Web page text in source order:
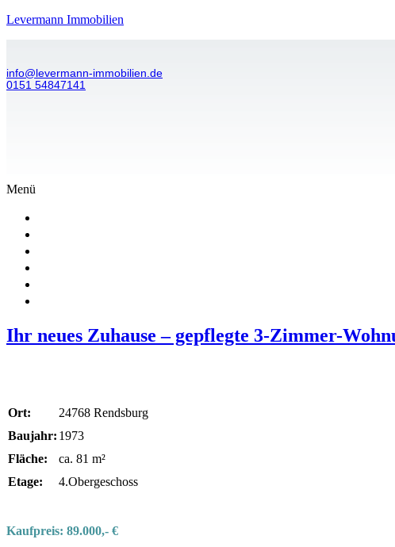
Levermann Immobilien
info@levermann-immobilien.de
0151 54847141
Menü
Ihr neues Zuhause – gepflegte 3-Zimmer-
Ort:
24768 Rendsburg
Baujahr: 1973
Fläche:
ca. 81 m²
Etage:
4.Obergeschoss
Kaufpreis: 89.000,- €